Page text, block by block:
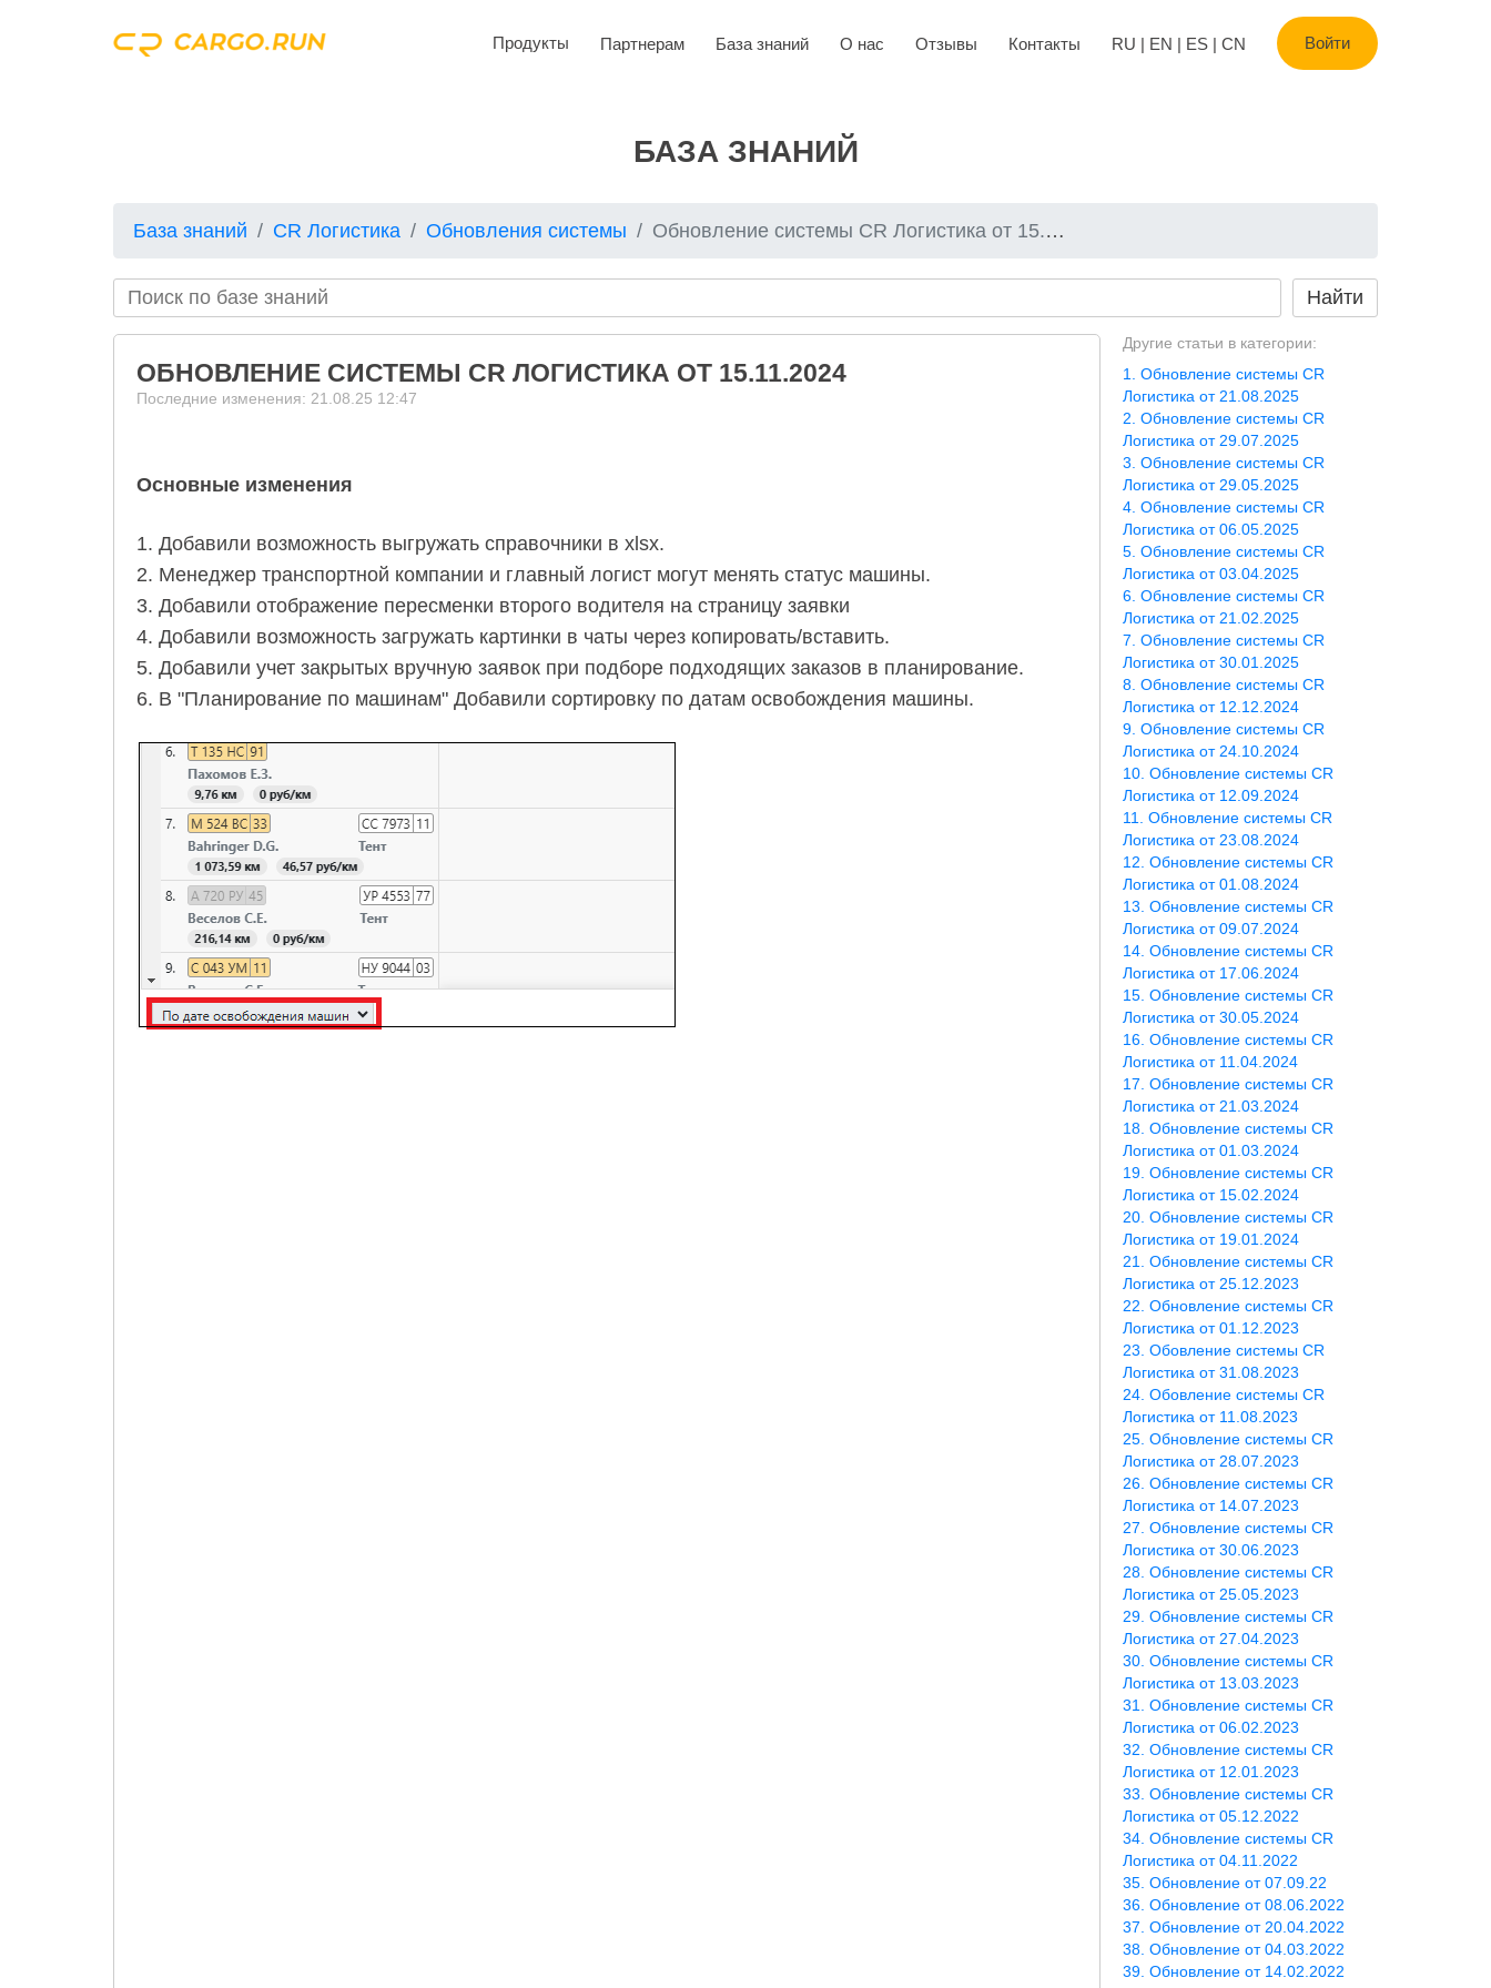
Продукты Партнерам База знаний О нас Отзывы Контакты RU | EN | ES | CN Войти
БАЗА ЗНАНИЙ
База знаний CR Логистика Обновления системы Обновление системы CR Логистика от 15.11.2024
ОБНОВЛЕНИЕ СИСТЕМЫ CR ЛОГИСТИКА ОТ 15.11.2024
Последние изменения: 21.08.25 12:47
Основные изменения
1. Добавили возможность выгружать справочники в xlsx.
2. Менеджер транспортной компании и главный логист могут менять статус машины.
3. Добавили отображение пересменки второго водителя на страницу заявки
4. Добавили возможность загружать картинки в чаты через копировать/вставить.
5. Добавили учет закрытых вручную заявок при подборе подходящих заказов в планирование.
6. В "Планирование по машинам" Добавили сортировку по датам освобождения машины.
Другие статьи в категории:
Обновление системы CR
Логистика от 21.08.2025
Обновление системы CR
Логистика от 29.07.2025
Обновление системы CR
Логистика от 29.05.2025
Обновление системы CR
Логистика от 06.05.2025
Обновление системы CR
Логистика от 03.04.2025
Обновление системы CR
Логистика от 21.02.2025
Обновление системы CR
Логистика от 30.01.2025
Обновление системы CR
Логистика от 12.12.2024
Обновление системы CR
Логистика от 24.10.2024
Обновление системы CR
Логистика от 12.09.2024
Обновление системы CR
Логистика от 23.08.2024
Обновление системы CR
Логистика от 01.08.2024
Обновление системы CR
Логистика от 09.07.2024
Обновление системы CR
Логистика от 17.06.2024
Обновление системы CR
Логистика от 30.05.2024
Обновление системы CR
Логистика от 11.04.2024
Обновление системы CR
Логистика от 21.03.2024
Обновление системы CR
Логистика от 01.03.2024
Обновление системы CR
Логистика от 15.02.2024
Обновление системы CR
Логистика от 19.01.2024
Обновление системы CR
Логистика от 25.12.2023
Обновление системы CR
Логистика от 01.12.2023
Обовление системы CR
Логистика от 31.08.2023
Обовление системы CR
Логистика от 11.08.2023
Обновление системы CR
Логистика от 28.07.2023
Обновление системы CR
Логистика от 14.07.2023
Обновление системы CR
Логистика от 30.06.2023
Обновление системы CR
Логистика от 25.05.2023
Обновление системы CR
Логистика от 27.04.2023
Обновление системы CR
Логистика от 13.03.2023
Обновление системы CR
Логистика от 06.02.2023
Обновление системы CR
Логистика от 12.01.2023
Обновление системы CR
Логистика от 05.12.2022
Обновление системы CR
Логистика от 04.11.2022
Обновление от 07.09.22
Обновление от 08.06.2022
Обновление от 20.04.2022
Обновление от 04.03.2022
Обновление от 14.02.2022